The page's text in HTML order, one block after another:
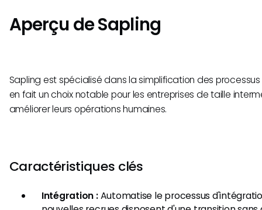
Aperçu de Sapling
Sapling est spécialisé dans la simplification des processus
en fait un choix notable pour les entreprises de taille
améliorer leurs opérations humaines.
Caractéristiques clés
Intégration :Automatise le processus